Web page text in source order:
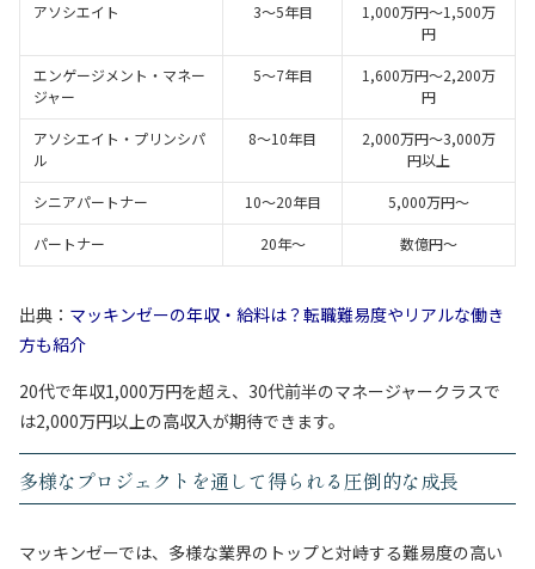
アソシエイト 3～5年目
1,000万円～1,500万
円
エンゲージメント・マネー
ジャー
5～7年目
1,600万円～2,200万
円
アソシエイト・プリンシパ
ル
8～10年目
2,000万円～3,000万
円以上
シニアパートナー 10～20年目 5,000万円～
パートナー 20年〜 数億円～
出典： マッキンゼーの年収・給料は？転職難易度やリアルな働き
方も紹介
20代で年収1,000万円を超え、30代前半のマネージャークラスで
は2,000万円以上の高収入が期待できます。
多様なプロジェクトを通して得られる圧倒的な成長
マッキンゼーでは、多様な業界のトップと対峙する難易度の高い